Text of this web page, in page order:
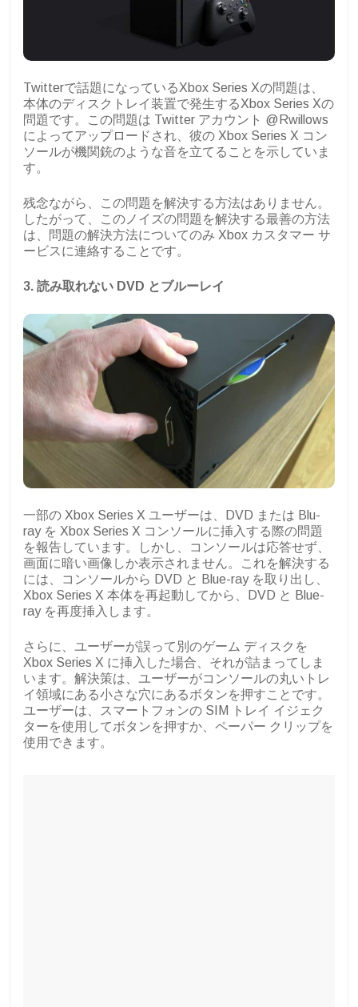
Twitterで話題になっているXbox Series Xの問題は、
本体のディスクトレイ装置で発生するXbox Series Xの
問題です。この問題は Twitter アカウント @Rwillows
によってアップロードされ、彼の Xbox Series X コン
ソールが機関銃のような音を立てることを示していま
す。
残念ながら、この問題を解決する方法はありません。
したがって、このノイズの問題を解決する最善の方法
は、問題の解決方法についてのみ Xbox カスタマー サ
ービスに連絡することです。
3. 読み取れない DVD とブルーレイ
一部の Xbox Series X ユーザーは、DVD または Blu-
ray を Xbox Series X コンソールに挿入する際の問題
を報告しています。しかし、コンソールは応答せず、
画面に暗い画像しか表示されません。これを解決する
には、コンソールから DVD と Blue-ray を取り出し、
Xbox Series X 本体を再起動してから、DVD と Blue-
ray を再度挿入します。
さらに、ユーザーが誤って別のゲーム ディスクを
Xbox Series X に挿入した場合、それが詰まってしま
います。解決策は、ユーザーがコンソールの丸いトレ
イ領域にある小さな穴にあるボタンを押すことです。
ユーザーは、スマートフォンの SIM トレイ イジェク
ターを使用してボタンを押すか、ペーパー クリップを
使用できます。